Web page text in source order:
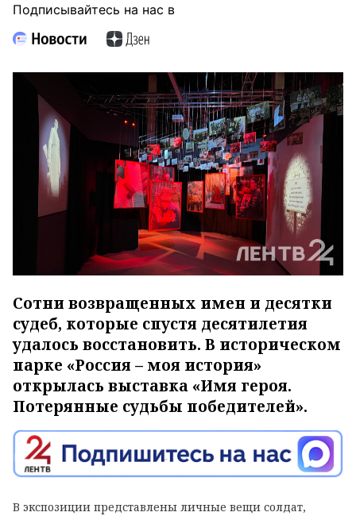
Подписывайтесь на нас в
Сотни возвращенных имен и десятки
судеб, которые спустя десятилетия
удалось восстановить. В историческом
парке «Россия – моя история»
открылась выставка «Имя героя.
Потерянные судьбы победителей».
В экспозиции представлены личные вещи солдат,